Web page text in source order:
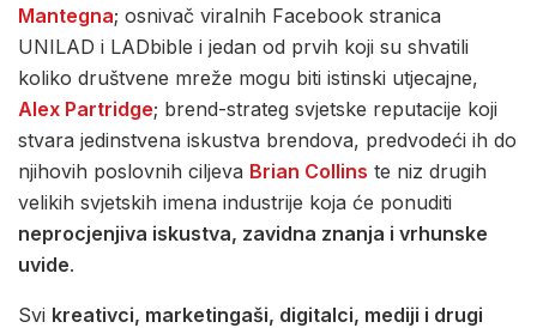
Mantegna; osnivač viralnih Facebook stranica
UNILAD i LADbible i jedan od prvih koji su shvatili
koliko društvene mreže mogu biti istinski utjecajne,
Alex Partridge; brend-strateg svjetske reputacije koji
stvara jedinstvena iskustva brendova, predvodeći ih do
njihovih poslovnih ciljeva Brian Collins te niz drugih
velikih svjetskih imena industrije koja će ponuditi
neprocjenjiva iskustva, zavidna znanja i vrhunske
uvide.
Svi kreativci, marketingaši, digitalci, mediji i drugi